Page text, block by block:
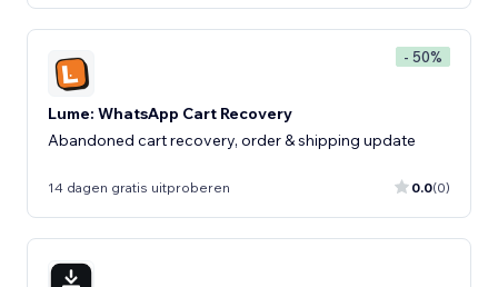
- 50%
Lume: WhatsApp Cart Recovery
Abandoned cart recovery, order & shipping update
14 dagen gratis uitproberen 0.0(0)